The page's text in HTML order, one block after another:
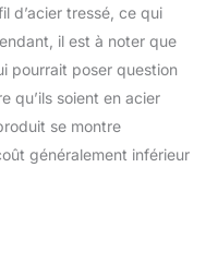
d’acier tressé, ce qui
il est à noter que
pourrait poser question
qu’ils soient en acier
se montre
généralement inférieur